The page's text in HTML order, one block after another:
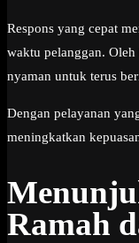
Respons yang cepat
waktu pelanggan.
nyaman untuk terus
Dengan pelayanan
meningkatkan
Ramah